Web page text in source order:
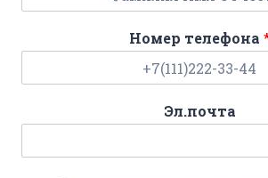
Номер телефона
Эл.почта